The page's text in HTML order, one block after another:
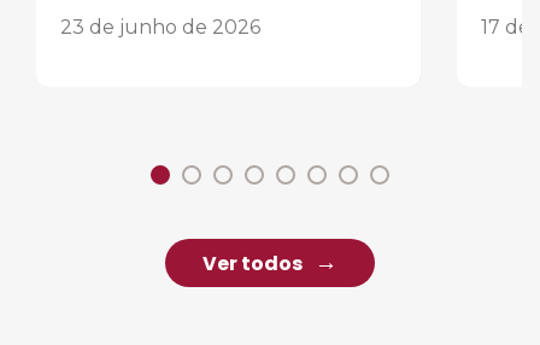
23 de junho de 2026 17 de
Ver todos